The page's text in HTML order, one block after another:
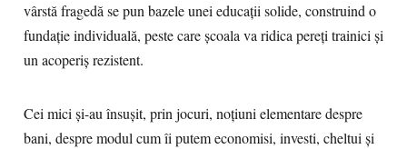
vârstă fragedă se pun bazele unei educații solide, construind o
fundație individuală, peste care școala va ridica pereți trainici și
un acoperiș rezistent.
Cei mici și-au însușit, prin jocuri, noțiuni elementare despre
bani, despre modul cum îi putem economisi, investi, cheltui și